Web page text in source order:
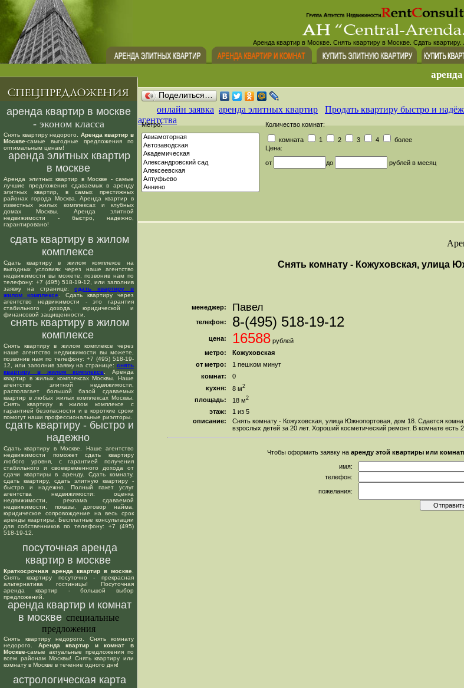
Аренда квартир в Москве. Снять квартиру в Москве. Сдать квартиру.
аренда квартир в москве
- эконом класса
Снять квартиру недорого. Аренда квартир в
Москве-самые выгодные предложения по
оптимальным ценам!
аренда элитных квартир
в москве
Аренда элитных квартир в Москве - самые
лучшие предложения сдаваемых в аренду
элитных квартир, в самых престижных
районах города Москва. Аренда квартир в
известных жилых комплексах и клубных
домах Москвы. Аренда элитной
недвижимости - быстро, надежно,
гарантировано!
сдать квартиру в жилом
комплексе
Сдать квартиру в жилом комплексе на
выгодных условиях через наше агентство
недвижимости вы можете, позвонив нам по
телефону: +7 (495) 518-19-12, или заполнив
заявку на странице:сдать квартиру в
жилом комплексе . Сдать квартиру через
агентство недвижимости - это гарантия
стабильного дохода, юридической и
финансовой защищенности.
снять квартиру в жилом
комплексе
Снять квартиру в жилом комплексе через
наше агентство недвижимости вы можете,
позвонив нам по телефону: +7 (495) 518-19-
12, или заполнив заявку на странице: снять
квартиру в жилом комплексе . Аренда
квартир в жилых комплексах Москвы. Наше
агентство элитной недвижимости,
располагает большой базой сдаваемых
квартир в любых жилых комплексах Москвы.
Снять квартиру в жилом комплексе с
гарантией безопасности и в короткие сроки
помогут наши профессиональные риэлторы.
сдать квартиру - быстро и
надежно
Сдать квартиру в Москве. Наше агентство
недвижимости поможет сдать квартиру
любого уровня, с гарантией получения
стабильного и своевременного дохода от
сдачи квартиры в аренду. Сдать комнату,
сдать квартиру, сдать элитную квартиру -
быстро и надежно. Полный пакет услуг
агентства недвижимости: оценка
недвижимости, реклама сдаваемой
недвижимости, показы, договор найма,
юридическое сопровождение на весь срок
аренды квартиры. Бесплатные консультации
для собственников по телефону: +7 (495)
518-19-12.
посуточная аренда
квартир в москве
Краткосрочная аренда квартир в москве
Снять квартиру посуточно - прекрасная
альтернатива гостиницы! Посуточная
аренда квартир - большой выбор
предложений.
аренда квартир и комнат
в москве специальные
предложения
Снять квартиру недорого. Снять комнату
недорого. Аренда квартир и комнат в
Москве-самые актуальные предложения по
всем районам Москвы! Снять квартиру или
комнату в Москве в течение одного дня!
астрологическая карта
Поделиться…
онлайн заявка аренда элитных квартир Продать квартиру быстро и
агентства
Метро: Количество комнат:
комната 1 2 3 4
более
Цена:
от до рублей в месяц
Снять комнату - Кожуховская, улица
менеджер: Павел
телефон: 8-(495) 518-19-12
цена: 16588 рублей
метро:
Кожуховская
от метро:
1 пешком минут
комнат:
0
кухня:
8 м2
площадь: 18 м2
этаж:
1 из 5
описание:
Снять комнату - Кожуховская, улица Южнопортовая, дом 18. Сдается
взрослых детей за 20 лет. Хороший косметический ремонт. В комнате
Чтобы оформить заявку на аренду этой квартиры или
имя:
телефон:
пожелания: